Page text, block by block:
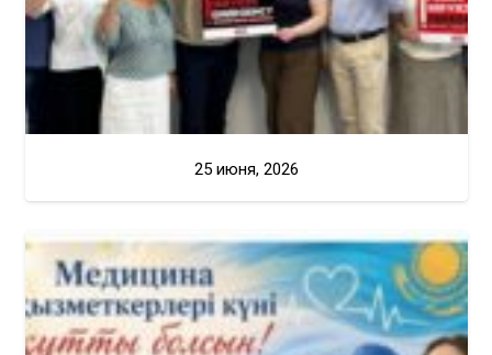
25 июня, 2026